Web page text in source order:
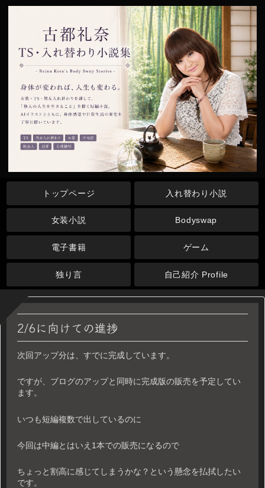
トップページ 入れ替わり小説
女装小説 Bodyswap
電子書籍 ゲーム
独り言 自己紹介 Profile
2/6に向けての進捗
次回アップ分は、すでに完成しています。
ですが、ブログのアップと同時に完成版の販売を予定してい
ます。
いつも短編複数で出しているのに
今回は中編とはいえ1本での販売になるので
ちょっと割高に感じてしまうかな？という懸念を払拭したい
です。